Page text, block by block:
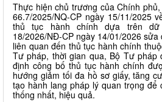
Thực hiện chủ trương của Chính
66.7/2025/NQ-CP ngày 15/11/2025
thủ tục hành chính dựa trên
18/2026/NĐ-CP ngày 14/01/2026
liên quan đến thủ tục hành chính
Tư pháp, thời gian qua, Bộ Tư pháp
định công bố thủ tục hành chính
hướng giảm tối đa hồ sơ giấy, tăng
tạo hành lang pháp lý quan trọng để
thống nhất, hiệu quả.